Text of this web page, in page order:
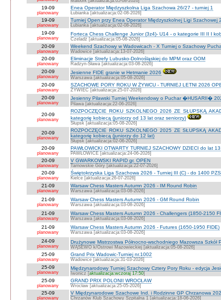
19-09
planowany
Enea Operator Międzyszkolna Liga Szachowa 26/27 - turniej 1
Łubianka [aktualizacja:02-08-2026]
19-09
planowany
Turniej Open przy Enea Operator Międzyszkolnej Ligi Szachowej
Łubianka [aktualizacja:02-08-2026]
19-09
planowany
Forteca Chess Challenge Junior (3z4)- U14 - o kategorie III II I
Czeladź [aktualizacja:05-08-2026]
20-09
planowany
Weekend Szachowy w Wadowicach - X Turniej o Szachowy
Wadowice [aktualizacja:13-07-2026]
20-09
planowany
Eliminacje Strefy Lubusko-Dolnośląskiej do MPM oraz OOM
Radzyn-Sława [aktualizacja:03-08-2026]
20-09
planowany
Jesienne FIDE granie w Hetmanie 2026
Warszawa [aktualizacja:05-08-2026]
20-09
planowany
SZACHOWE PORY ROKU W ŻYWCU - TURNIEJ LETNI 2026
ŻYWIEC [aktualizacja:25-07-2026]
20-09
planowany
Jesienny Pilawski Turniej Weekendowy o Puchar �HUSARII�
Pilawa [aktualizacja:22-06-2026]
20-09
planowany
ROZPOCZĘCIE ROKU SZKOLNEGO 2026 ZE SŁUPSKĄ
kategorię kobiecą (juniorzy od 13 lat oraz seniorzy)
Słupsk [aktualizacja:05-08-2026]
20-09
planowany
ROZPOCZĘCIE ROKU SZKOLNEGO 2025 ZE SŁUPSKĄ
kategorię kobiecą (juniorzy do 12 lat)
Słupsk [aktualizacja:02-06-2026]
20-09
planowany
PAWŁOWICKI OTWARTY TURNIEJ SZACHOWY DZIECI do lat
PAWŁOWICE [aktualizacja:24-06-2026]
20-09
planowany
V GWARKOWSKI RAPID gr. OPEN
Tarnowskie Góry [aktualizacja:22-07-2026]
20-09
planowany
Świętokrzyska Liga Szachowa 2026 - Turniej III (C) - do 1400
Kielce [aktualizacja:26-07-2026]
21-09
planowany
Warsaw Chess Masters Autumn 2026 - IM Round Robin
Warszawa [aktualizacja:03-08-2026]
21-09
planowany
Warsaw Chess Masters Autumn 2026 - GM Round Robin
Warszawa [aktualizacja:03-08-2026]
21-09
planowany
Warsaw Chess Masters Autumn 2026 - Challengers (1850-2150
Warszawa [aktualizacja:03-08-2026]
21-09
planowany
Warsaw Chess Masters Autumn 2026 - Futures (1650-1950 FIDE)
Warszawa [aktualizacja:03-08-2026]
24-09
planowany
Drużynowe Mistrzostwa Północno-wschodniego Mazowsza Szkół
WĄSEWO k/Ostrowi Mazowieckiej [aktualizacja:05-08-2026]
25-09
planowany
Grand Prix Wadowic-Turniej nr.1002
Wadowice [aktualizacja:31-03-2026]
25-09
planowany
Międzynarodowy Turniej Szachowy Cztery Pory Roku - edycja
Iwonicz [aktualizacja:wczoraj 17:50]
25-09
planowany
GRAND PRIX POLONII WROCŁAW
Wrocław [aktualizacja:25-05-2026]
25-09
planowany
V Międzynarodowe Szachowe Ind. i Rodzinne GP Chrzanowa
Chrzanów Klub Szachowy Szpitalna 1 [aktualizacja:18-06-2026]